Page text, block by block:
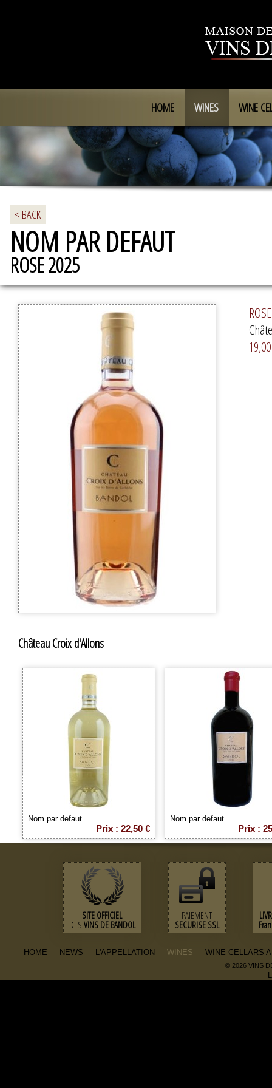
HOME WINES WINE
< BACK
NOM PAR DEFAUT
ROSE 2025
Château Croix d'Allons
Nom par defaut
Prix : 22,50 €
Nom par defaut
Prix :
SITE OFFICIEL
DES VINS DE BANDOL
PAIEMENT
SECURISE SSL
HOME NEWS L'APPELLATION WINES WINE CELLARS
© 2026 VINS